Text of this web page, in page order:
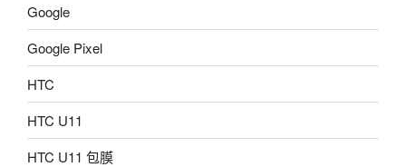
Google
Google Pixel
HTC
HTC U11
HTC U11 包膜